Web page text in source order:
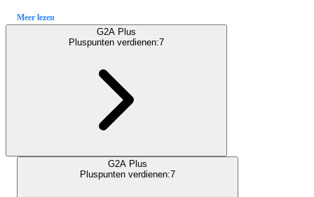
Meer lezen
G2A Plus
Pluspunten verdienen:7
G2A Plus
Pluspunten verdienen:7